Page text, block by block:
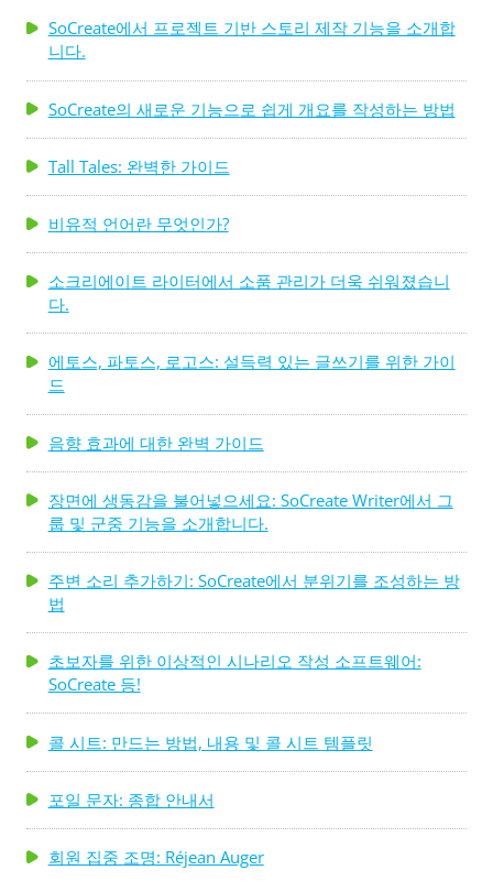
SoCreate에서 프로젝트 기반 스토리 제작 기능을 소개합
니다.
SoCreate의 새로운 기능으로 쉽게 개요를 작성하는 방법
Tall Tales: 완벽한 가이드
비유적 언어란 무엇인가?
소크리에이트 라이터에서 소품 관리가 더욱 쉬워졌습니
다.
에토스, 파토스, 로고스: 설득력 있는 글쓰기를 위한 가이
드
음향 효과에 대한 완벽 가이드
장면에 생동감을 불어넣으세요: SoCreate Writer에서 그
룹 및 군중 기능을 소개합니다.
주변 소리 추가하기: SoCreate에서 분위기를 조성하는 방
법
초보자를 위한 이상적인 시나리오 작성 소프트웨어:
SoCreate 등!
콜 시트: 만드는 방법, 내용 및 콜 시트 템플릿
포일 문자: 종합 안내서
회원 집중 조명: Réjean Auger